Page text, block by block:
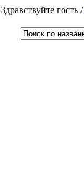
Здравствуйте гость /